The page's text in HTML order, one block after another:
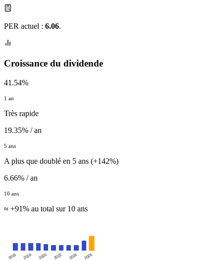
PER actuel : 6.06.
Croissance du dividende
41.54%
1 an
Très rapide
19.35% / an
5 ans
A plus que doublé en 5 ans (+142%)
6.66% / an
10 ans
≈ +91% au total sur 10 ans
2016 2018 2020 2022 2024 2026